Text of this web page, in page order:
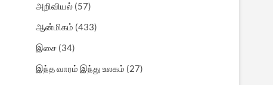
அறிவியல் (57)
ஆன்மிகம் (433)
இசை (34)
இந்த வாரம் இந்து உலகம் (27)